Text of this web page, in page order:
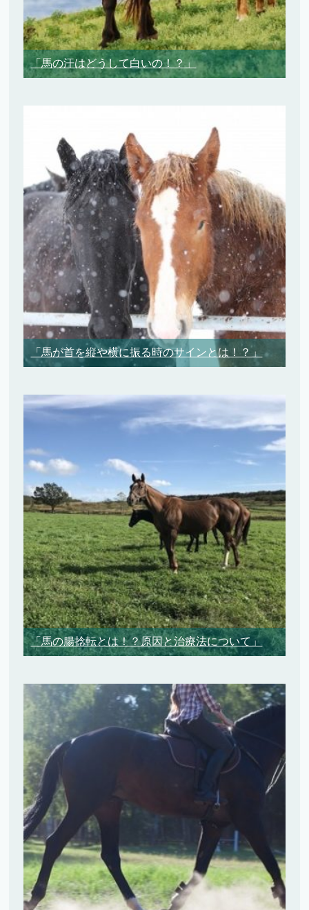
「馬の汗はどうして白いの！？」
「馬が首を縦や横に振る時のサインとは！？」
「馬の腸捻転とは！？原因と治療法について」